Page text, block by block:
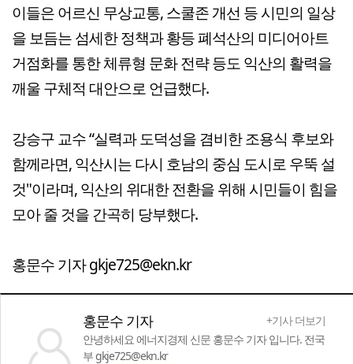
이들은 어르신 무상교통, 스쿨존 개선 등 시민의 일상
을 보듬는 섬세한 정책과 황등 폐석산의 미디어아트
거점화를 통한 체류형 문화 전략 등도 익산의 활력을
깨울 구체적 대안으로 언급했다.
강승구 교수 “실력과 도덕성을 겸비한 조용식 후보와
함께라면, 익산시는 다시 호남의 중심 도시로 우뚝 설
것"이라며, 익산의 위대한 전환을 위해 시민들이 힘을
모아 줄 것을 간곡히 당부했다.
홍문수 기자 gkje725@ekn.kr
홍문수 기자
+기사 더보기
안녕하세요 에너지경제 신문 홍문수 기자 입니다. 전국
부 gkje725@ekn.kr